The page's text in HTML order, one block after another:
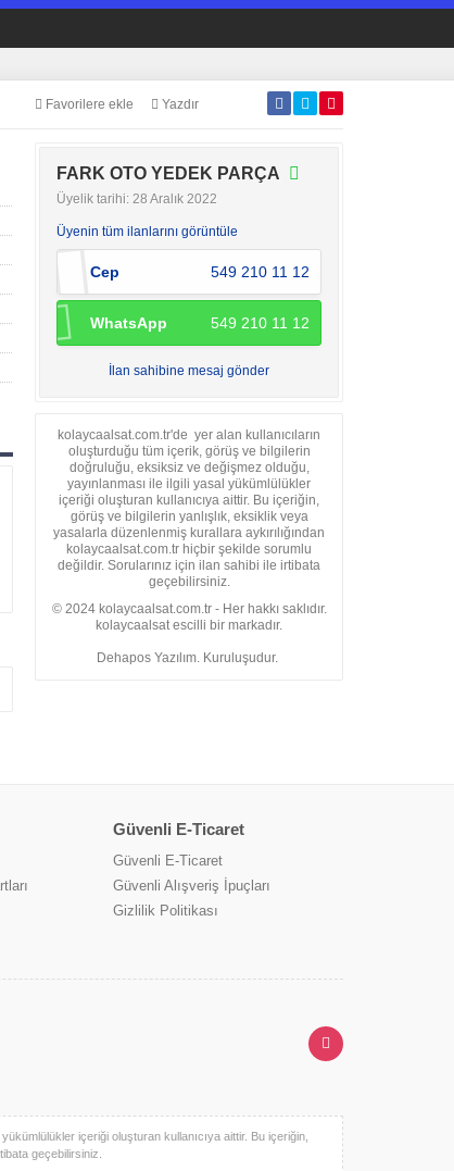
Favorilere ekle Yazdır
FARK OTO YEDEK PARÇA
Üyelik tarihi: 28 Aralık 2022
Üyenin tüm ilanlarını görüntüle
Cep 549 210 11 12
WhatsApp 549 210 11 12
İlan sahibine mesaj gönder
kolaycaalsat.com.tr'de yer alan kullanıcıların
oluşturduğu tüm içerik, görüş ve bilgilerin
doğruluğu, eksiksiz ve değişmez olduğu,
yayınlanması ile ilgili yasal yükümlülükler
içeriği oluşturan kullanıcıya aittir. Bu içeriğin,
görüş ve bilgilerin yanlışlık, eksiklik veya
yasalarla düzenlenmiş kurallara aykırılığından
kolaycaalsat.com.tr hiçbir şekilde sorumlu
değildir. Sorularınız için ilan sahibi ile irtibata
geçebilirsiniz.
© 2024 kolaycaalsat.com.tr - Her hakkı saklıdır.
kolaycaalsat escilli bir markadır.
Dehapos Yazılım. Kuruluşudur.
Güvenli E-Ticaret
Güvenli E-Ticaret
Güvenli Alışveriş İpuçları
Gizlilik Politikası
içeriği oluşturan kullanıcıya aittir. Bu içeriğin,
geçebilirsiniz.